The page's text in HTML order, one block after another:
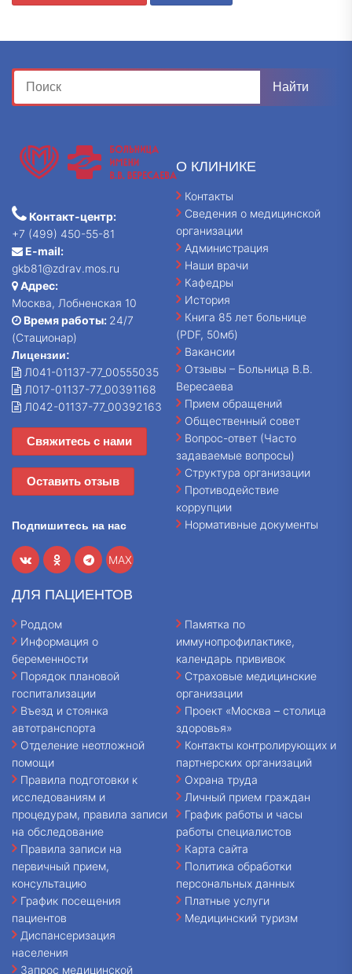
Контакт-центр:
+7 (499) 450-55-81
E-mail:
gkb81@zdrav.mos.ru
Адрес:
Москва, Лобненская 10
Время работы: 24/7
(Стационар)
Лицензии:
Л041-01137-77_00555035
Л017-01137-77_00391168
Л042-01137-77_00392163
Свяжитесь с нами
Оставить отзыв
Подпишитесь на нас
MAX
О КЛИНИКЕ
Контакты
Сведения о медицинской
организации
Администрация
Наши врачи
Кафедры
История
Книга 85 лет больнице
(PDF, 50мб)
Вакансии
Отзывы – Больница В.В.
Вересаева
Прием обращений
Общественный совет
Вопрос-ответ (Часто
задаваемые вопросы)
Структура организации
Противодействие
коррупции
Нормативные документы
ДЛЯ ПАЦИЕНТОВ
Роддом
Информация о
беременности
Порядок плановой
госпитализации
Въезд и стоянка
автотранспорта
Отделение неотложной
помощи
Правила подготовки к
исследованиям и
процедурам, правила записи
на обследование
Правила записи на
первичный прием,
консультацию
График посещения
пациентов
Диспансеризация
населения
Запрос медицинской
Памятка по
иммунопрофилактике,
календарь прививок
Страховые медицинские
организации
Проект «Москва – столица
здоровья»
Контакты контролирующих и
партнерских организаций
Охрана труда
Личный прием граждан
График работы и часы
работы специалистов
Карта сайта
Политика обработки
персональных данных
Платные услуги
Медицинский туризм